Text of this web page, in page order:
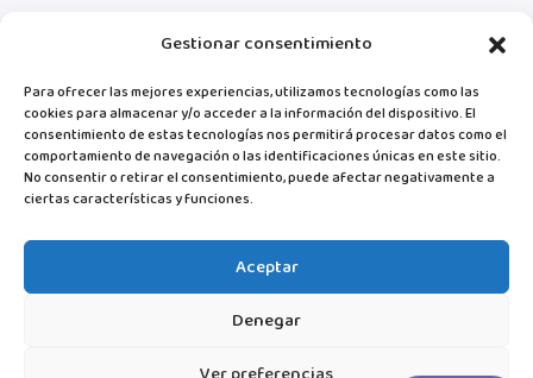
Gestionar consentimiento
Para ofrecer las mejores experiencias, utilizamos tecnologías como las
cookies para almacenar y/o acceder a la información del dispositivo. El
consentimiento de estas tecnologías nos permitirá procesar datos como el
comportamiento de navegación o las identificaciones únicas en este sitio.
No consentir o retirar el consentimiento, puede afectar negativamente a
ciertas características y funciones.
Aceptar
Denegar